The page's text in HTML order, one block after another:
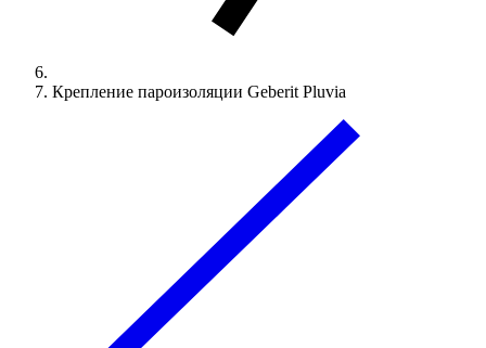
Крепление пароизоляции Geberit Pluvia